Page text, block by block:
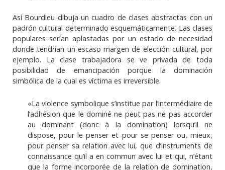
Así Bourdieu dibuja un cuadro de clases abstractas con un
padrón cultural determinado esquemáticamente. Las clases
populares serían aplastadas por un estado de necesidad
donde tendrían un escaso margen de elección cultural, por
ejemplo. La clase trabajadora se ve privada de toda
posibilidad de emancipación porque la dominación
simbólica de la cual es víctima es irreversible.
«La violence symbolique s’institue par l’intermédiaire de
l’adhésion que le dominé ne peut pas ne pas accorder
au dominant (donc à la domination) lorsqu’il ne
dispose, pour le penser et pour se penser ou, mieux,
pour penser sa relation avec lui, que d’instruments de
connaissance qu’il a en commun avec lui et qui, n’étant
que la forme incorporée de la relation de domination,